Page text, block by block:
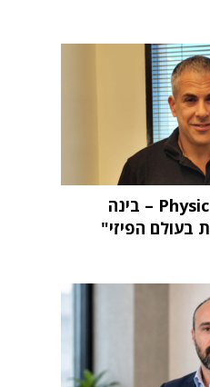
"העתיד הוא Physical AI – בינה
בעולם הפיזי"